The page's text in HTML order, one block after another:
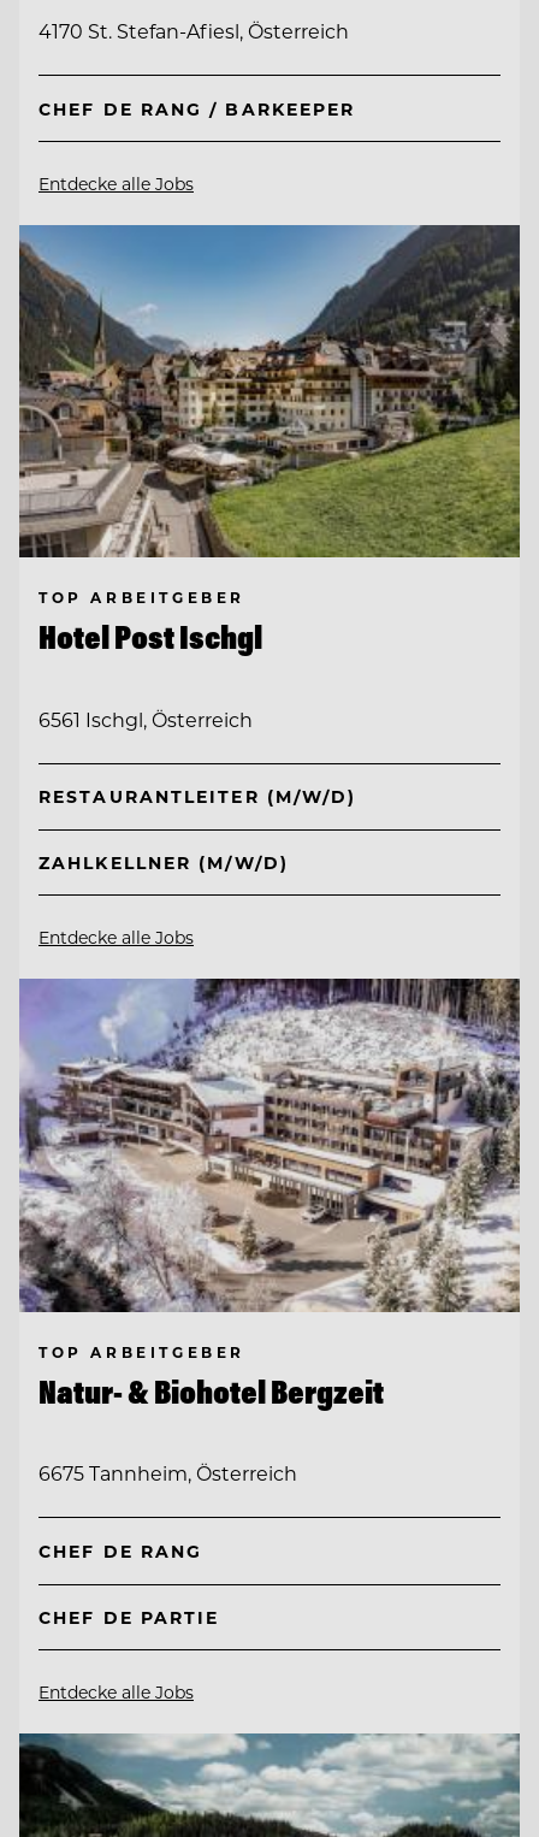
4170 St. Stefan-Afiesl, Österreich
CHEF DE RANG / BARKEEPER
Entdecke alle Jobs
TOP ARBEITGEBER
Hotel Post Ischgl
6561 Ischgl, Österreich
RESTAURANTLEITER (M/W/D)
ZAHLKELLNER (M/W/D)
Entdecke alle Jobs
TOP ARBEITGEBER
Natur- & Biohotel Bergzeit
6675 Tannheim, Österreich
CHEF DE RANG
CHEF DE PARTIE
Entdecke alle Jobs